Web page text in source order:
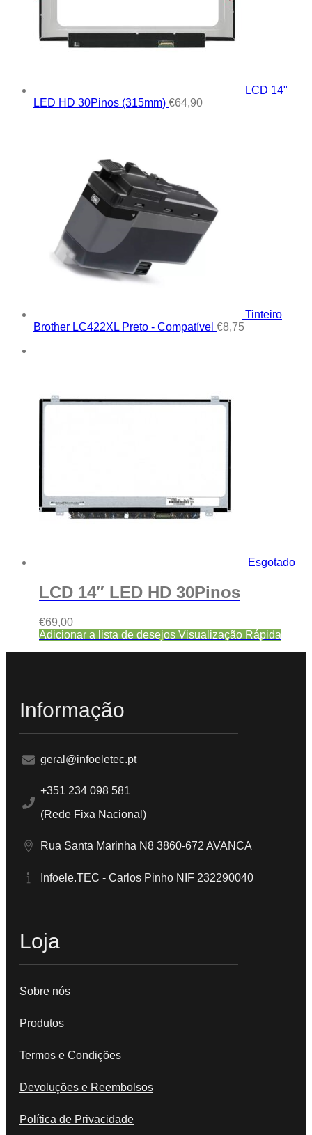
LCD 14"
LED HD 30Pinos (315mm) €64,90
Tinteiro
Brother LC422XL Preto - Compatível €8,75
Esgotado
LCD 14″ LED HD 30Pinos
€69,00
Adicionar a lista de desejos Visualização Rápida
Informação
geral@infoeletec.pt
+351 234 098 581
(Rede Fixa Nacional)
Rua Santa Marinha N8 3860-672 AVANCA
Infoele.TEC - Carlos Pinho NIF 232290040
Loja
Sobre nós
Produtos
Termos e Condições
Devoluções e Reembolsos
Política de Privacidade